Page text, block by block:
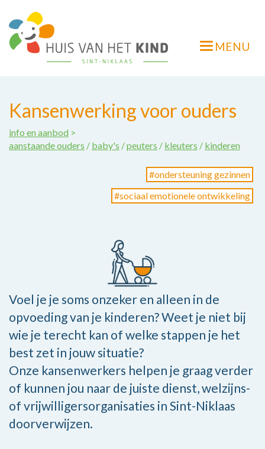
naar
de
Navigatie
MENU
Kansenwerking voor ouders
info en aanbod >
aanstaande ouders
baby's peuters kleuters kinderen
ondersteuning gezinnen
sociaal emotionele ontwikkeling
Voel je je soms onzeker en alleen in de
opvoeding van je kinderen? Weet je niet bij
wie je terecht kan of welke stappen je het
best zet in jouw situatie?
Onze kansenwerkers helpen je graag verder
of kunnen jou naar de juiste dienst, welzijns-
of vrijwilligersorganisaties in Sint-Niklaas
doorverwijzen.